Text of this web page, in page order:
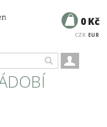
CZK EUR
0 Kč